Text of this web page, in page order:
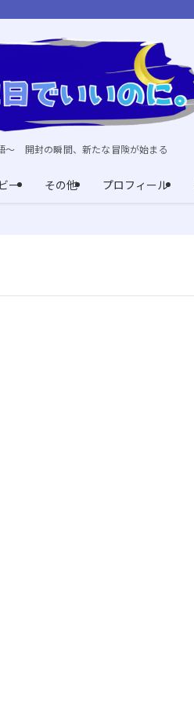
～ 開封の瞬間、新たな冒険が始まる
ー その他 プロフィール